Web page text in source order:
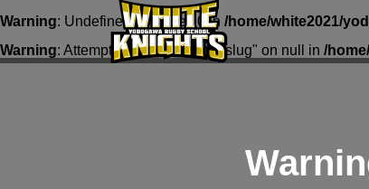
Warning: Undefined array key 0 in /home/white2021/
Warning: Attempt to read property "slug" on null in /